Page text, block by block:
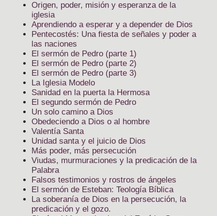
Origen, poder, misión y esperanza de la
iglesia
Aprendiendo a esperar y a depender de Dios
Pentecostés: Una fiesta de señales y poder a
las naciones
El sermón de Pedro (parte 1)
El sermón de Pedro (parte 2)
El sermón de Pedro (parte 3)
La Iglesia Modelo
Sanidad en la puerta la Hermosa
El segundo sermón de Pedro
Un solo camino a Dios
Obedeciendo a Dios o al hombre
Valentía Santa
Unidad santa y el juicio de Dios
Más poder, más persecución
Viudas, murmuraciones y la predicación de la
Palabra
Falsos testimonios y rostros de ángeles
El sermón de Esteban: Teología Bíblica
La soberanía de Dios en la persecución, la
predicación y el gozo.